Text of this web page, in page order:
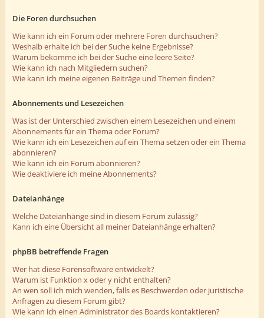
Die Foren durchsuchen
Wie kann ich ein Forum oder mehrere Foren durchsuchen?
Weshalb erhalte ich bei der Suche keine Ergebnisse?
Warum bekomme ich bei der Suche eine leere Seite?
Wie kann ich nach Mitgliedern suchen?
Wie kann ich meine eigenen Beiträge und Themen finden?
Abonnements und Lesezeichen
Was ist der Unterschied zwischen einem Lesezeichen und einem
Abonnements für ein Thema oder Forum?
Wie kann ich ein Lesezeichen auf ein Thema setzen oder ein Thema
abonnieren?
Wie kann ich ein Forum abonnieren?
Wie deaktiviere ich meine Abonnements?
Dateianhänge
Welche Dateianhänge sind in diesem Forum zulässig?
Kann ich eine Übersicht all meiner Dateianhänge erhalten?
phpBB betreffende Fragen
Wer hat diese Forensoftware entwickelt?
Warum ist Funktion x oder y nicht enthalten?
An wen soll ich mich wenden, falls es Beschwerden oder juristische
Anfragen zu diesem Forum gibt?
Wie kann ich einen Administrator des Boards kontaktieren?